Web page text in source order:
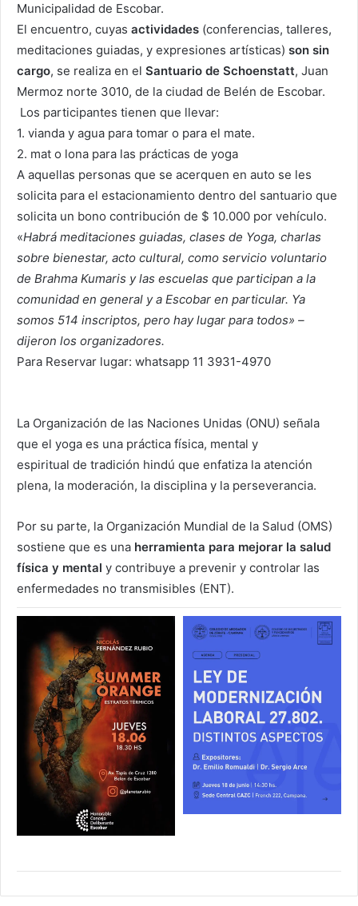
Municipalidad de Escobar.
El encuentro, cuyas actividades (conferencias, talleres,
meditaciones guiadas, y expresiones artísticas) son sin
cargo, se realiza en el Santuario de Schoenstatt, Juan
Mermoz norte 3010, de la ciudad de Belén de Escobar.
Los participantes tienen que llevar:
1. vianda y agua para tomar o para el mate.
2. mat o lona para las prácticas de yoga
A aquellas personas que se acerquen en auto se les
solicita para el estacionamiento dentro del santuario que
solicita un bono contribución de $ 10.000 por vehículo.
«Habrá meditaciones guiadas, clases de Yoga, charlas
sobre bienestar, acto cultural, como servicio voluntario
de Brahma Kumaris y las escuelas que participan a la
comunidad en general y a Escobar en particular. Ya
somos 514 inscriptos, pero hay lugar para todos» –
dijeron los organizadores.
Para Reservar lugar: whatsapp 11 3931-4970
La Organización de las Naciones Unidas (ONU) señala
que el yoga es una práctica física, mental y
espiritual de tradición hindú que enfatiza la atención
plena, la moderación, la disciplina y la perseverancia.
Por su parte, la Organización Mundial de la Salud (OMS)
sostiene que es una herramienta para mejorar la salud
física y mental y contribuye a prevenir y controlar las
enfermedades no transmisibles (ENT).